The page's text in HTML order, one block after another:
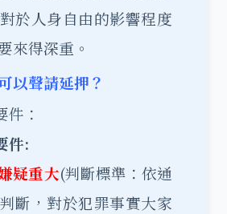
於人身自由的影響程度
來得深重。
以聲請延押？
件：
件:
疑重大(判斷標準：依通
斷，對於犯罪事實大家